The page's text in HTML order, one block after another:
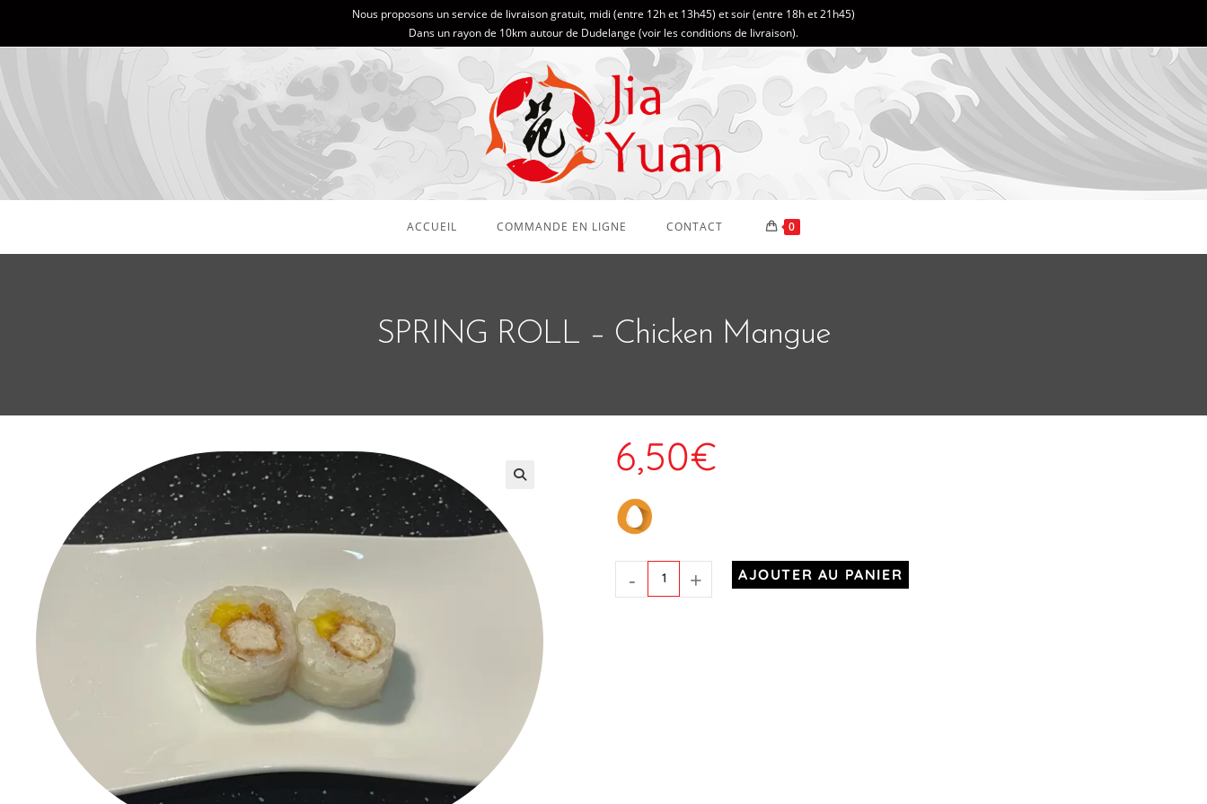
Nous proposons un service de livraison gratuit, midi (entre 12h et 13h45) et soir (entre 18h et 21h45)
Dans un rayon de 10km autour de Dudelange (voir les conditions de livraison).
ACCUEIL COMMANDE EN LIGNE CONTACT 0
SPRING ROLL – Chicken Mangue
6,50€
- + AJOUTER AU PANIER